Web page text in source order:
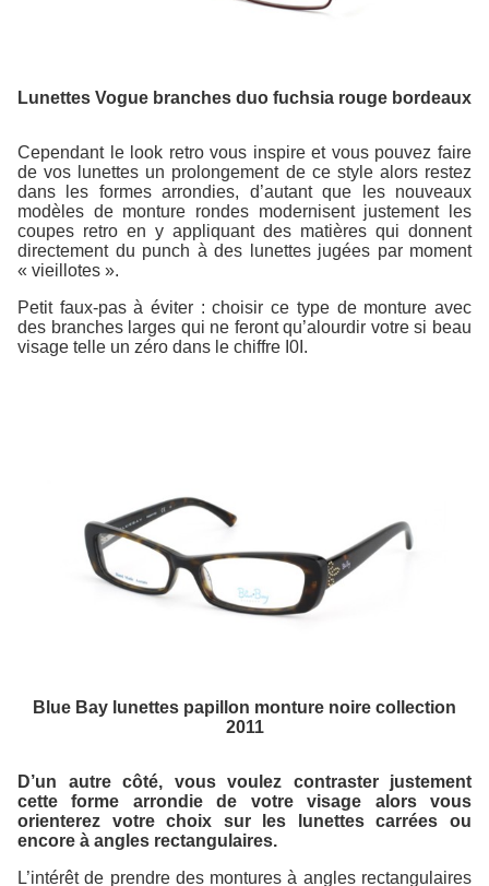
Lunettes Vogue branches duo fuchsia rouge bordeaux
Cependant le look retro vous inspire et vous pouvez faire
de vos lunettes un prolongement de ce style alors restez
dans les formes arrondies, d’autant que les nouveaux
modèles de monture rondes modernisent justement les
coupes retro en y appliquant des matières qui donnent
directement du punch à des lunettes jugées par moment
« vieillotes ».
Petit faux-pas à éviter : choisir ce type de monture avec
des branches larges qui ne feront qu’alourdir votre si beau
visage telle un zéro dans le chiffre I0I.
Blue Bay lunettes papillon monture noire collection
2011
D’un autre côté, vous voulez contraster justement
cette forme arrondie de votre visage alors vous
orienterez votre choix sur les lunettes carrées ou
encore à angles rectangulaires.
L’intérêt de prendre des montures à angles rectangulaires